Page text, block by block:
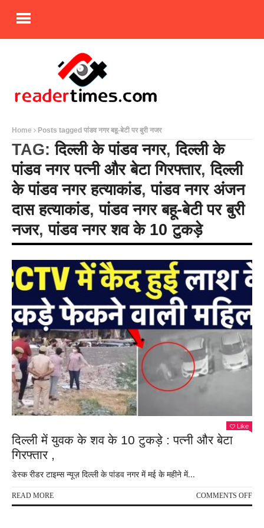
Home Posts tagged पांडव नगर बहू-बेटी पर बुरी नजर
TAG:दिल्ली के पांडव नगर,दिल्ली के
पांडव नगर पत्नी और बेटा गिरफ्तार,दिल्ली
के पांडव नगर हत्याकांड,पांडव नगर अंजन
दास हत्याकांड,पांडव नगर बहू-बेटी पर बुरी
नजर,पांडव नगर शव के 10 टुकड़े
Like
दिल्‍ली में युवक के शव के 10 टुकड़े : पत्नी और बेटा
गिरफ्तार ,
डेस्क रीडर टाइम्स न्यूज़ दिल्ली के पांडव नगर में मई के महीने में...
READ MORE COMMENTS OFFON